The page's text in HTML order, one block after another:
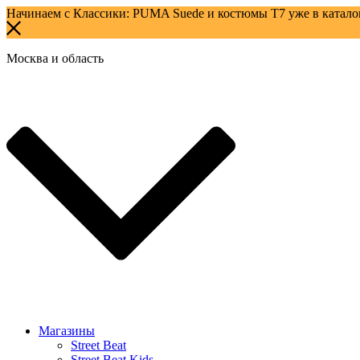
Начинаем с Классики: PUMA Suede и костюмы T7 уже в
Москва и область
Магазины
Street Beat